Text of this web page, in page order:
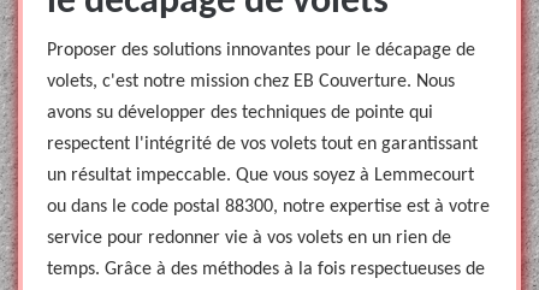
Proposer des solutions innovantes pour le décapage de
volets, c'est notre mission chez EB Couverture. Nous
avons su développer des techniques de pointe qui
respectent l'intégrité de vos volets tout en garantissant
un résultat impeccable. Que vous soyez à Lemmecourt
ou dans le code postal 88300, notre expertise est à votre
service pour redonner vie à vos volets en un rien de
temps. Grâce à des méthodes à la fois respectueuses de